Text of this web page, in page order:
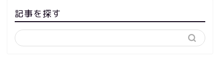
記事を探す